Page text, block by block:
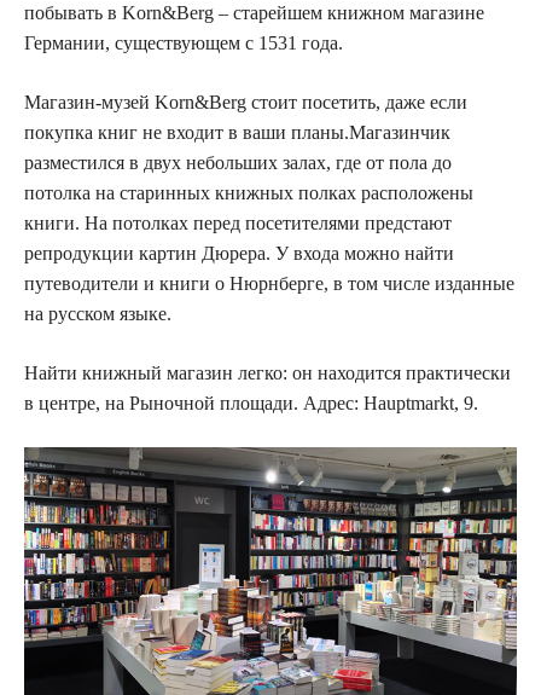
побывать в Korn&Berg – старейшем книжном магазине
Германии, существующем с 1531 года.
Магазин-музей Korn&Berg стоит посетить, даже если
покупка книг не входит в ваши планы.Магазинчик
разместился в двух небольших залах, где от пола до
потолка на старинных книжных полках расположены
книги. На потолках перед посетителями предстают
репродукции картин Дюрера. У входа можно найти
путеводители и книги о Нюрнберге, в том числе изданные
на русском языке.
Найти книжный магазин легко: он находится практически
в центре, на Рыночной площади. Адрес: Hauptmarkt, 9.